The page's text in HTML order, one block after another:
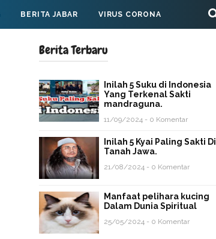
BERITA JABAR VIRUS CORONA
Berita Terbaru
Inilah 5 Suku di Indonesia
Yang Terkenal Sakti
mandraguna.
11/09/2024 - 0 Komentar
Inilah 5 Kyai Paling Sakti Di
Tanah Jawa.
21/08/2024 - 0 Komentar
Manfaat pelihara kucing
Dalam Dunia Spiritual
25/05/2024 - 0 Komentar